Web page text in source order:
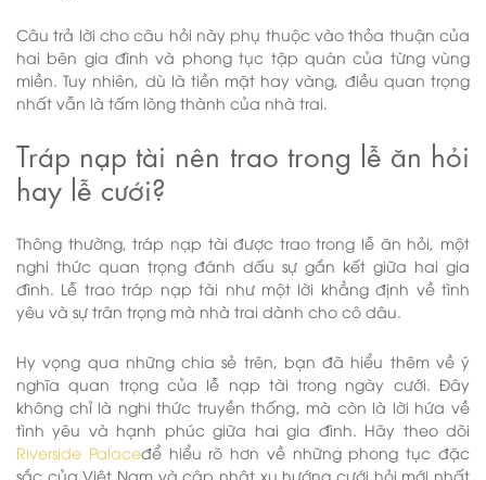
Câu trả lời cho câu hỏi này phụ thuộc vào thỏa thuận của
hai bên gia đình và phong tục tập quán của từng vùng
miền. Tuy nhiên, dù là tiền mặt hay vàng, điều quan trọng
nhất vẫn là tấm lòng thành của nhà trai.
Tráp nạp tài nên trao trong lễ ăn hỏi
hay lễ cưới?
Thông thường, tráp nạp tài được trao trong lễ ăn hỏi, một
nghi thức quan trọng đánh dấu sự gắn kết giữa hai gia
đình. Lễ trao tráp nạp tài như một lời khẳng định về tình
yêu và sự trân trọng mà nhà trai dành cho cô dâu.
Hy vọng qua những chia sẻ trên, bạn đã hiểu thêm về ý
nghĩa quan trọng của lễ nạp tài trong ngày cưới. Đây
không chỉ là nghi thức truyền thống, mà còn là lời hứa về
tình yêu và hạnh phúc giữa hai gia đình. Hãy theo dõi
Riverside Palaceđể hiểu rõ hơn về những phong tục đặc
sắc của Việt Nam và cập nhật xu hướng cưới hỏi mới nhất